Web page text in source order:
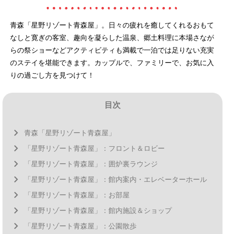
青森「星野リゾート青森屋」。日々の疲れを癒してくれるおもて
なしと寛ぎの客室、趣向を凝らした温泉、郷土料理に本場さなが
らの祭ショーなどアクティビティも満載で一泊では足りない充実
のステイを堪能できます。カップルで、ファミリーで、お気に入
りの過ごし方を見つけて！
目次
青森「星野リゾート青森屋」
「星野リゾート青森屋」：フロント＆ロビー
「星野リゾート青森屋」：囲炉裏ラウンジ
「星野リゾート青森屋」：館内案内・エレベーターホール
「星野リゾート青森屋」：お部屋
「星野リゾート青森屋」：館内施設＆ショップ
「星野リゾート青森屋」：公園散歩